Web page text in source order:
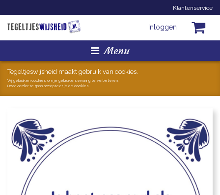
Klantenservice
Inloggen
Menu
Homepage
Tegeltjes
Mokken
Tegeltjeswijsheid maakt gebruik van cookies.
Wij gebruiken cookies om je gebruikerservaring te verbeteren.
Door verder te gaan accepteer je de cookies.